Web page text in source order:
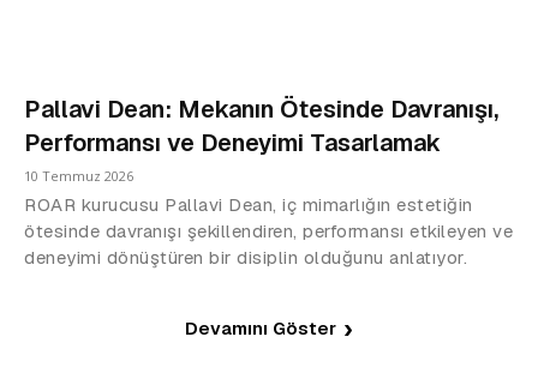
Pallavi Dean: Mekanın Ötesinde Davranışı,
Performansı ve Deneyimi Tasarlamak
10 Temmuz 2026
ROAR kurucusu Pallavi Dean, iç mimarlığın estetiğin
ötesinde davranışı şekillendiren, performansı etkileyen ve
deneyimi dönüştüren bir disiplin olduğunu anlatıyor.
Devamını Göster